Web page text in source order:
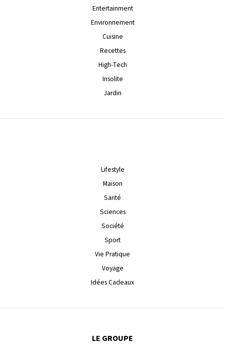
Entertainment
Environnement
Cuisine
Recettes
High-Tech
Insolite
Jardin
Lifestyle
Maison
Santé
Sciences
Société
Sport
Vie Pratique
Voyage
Idées Cadeaux
LE GROUPE